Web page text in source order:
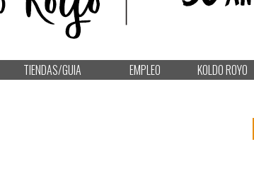
TIENDAS/GUIA EMPLEO KOLDO ROYO